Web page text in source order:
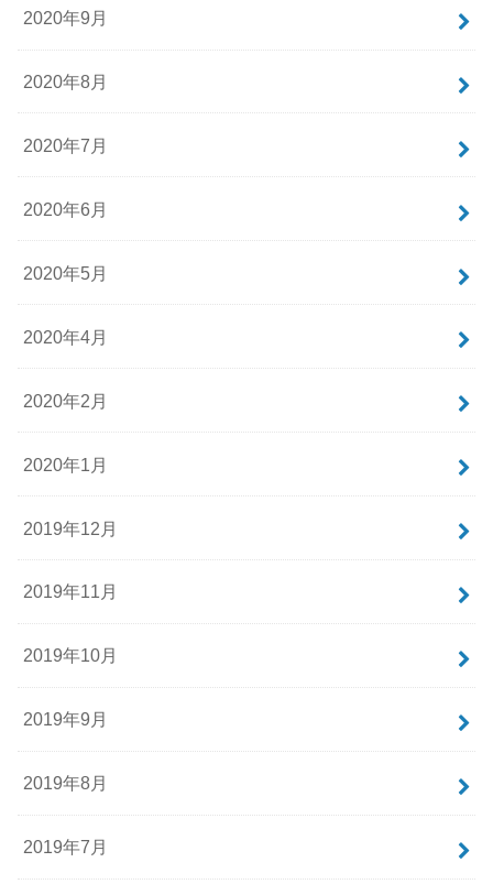
2020年9月
2020年8月
2020年7月
2020年6月
2020年5月
2020年4月
2020年2月
2020年1月
2019年12月
2019年11月
2019年10月
2019年9月
2019年8月
2019年7月